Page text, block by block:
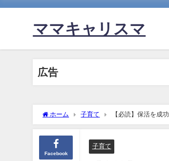
ママキャリスマ
広告
ホーム 子育て 【必読】保活を成
Facebook
子育て